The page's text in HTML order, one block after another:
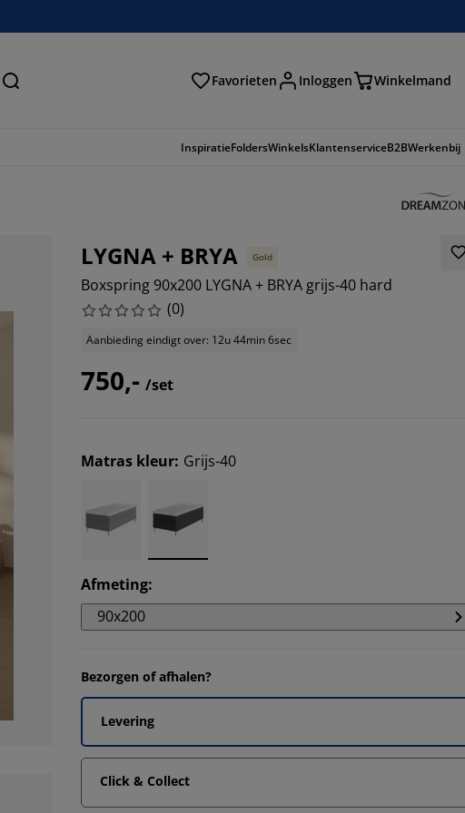
Zoeken Favorieten Inloggen Winkelmand
InspiratieFoldersWinkelsKlantenserviceB2BWerkenbij
LYGNA + BRYA Gold
Boxspring 90x200 LYGNA + BRYA grijs-40 hard
(0)
Aanbieding eindigt over: 12u 44min 6sec
750,- /set
Matras kleur: Grijs-40
Afmeting:
90x200
Bezorgen of afhalen?
Levering
Click & Collect